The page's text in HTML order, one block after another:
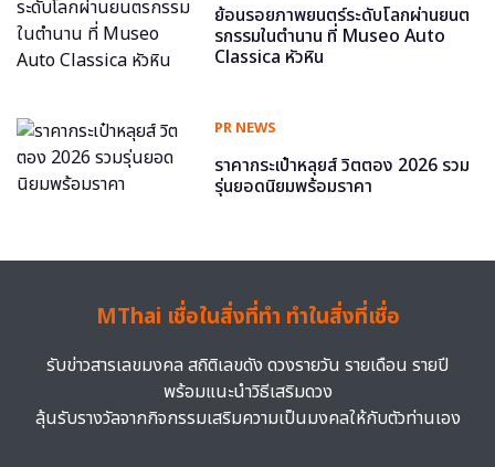
ย้อนรอยภาพยนตร์ระดับโลกผ่านยนต
รกรรมในตำนาน ที่ Museo Auto
Classica หัวหิน
PR NEWS
ราคากระเป๋าหลุยส์ วิตตอง 2026 รวม
รุ่นยอดนิยมพร้อมราคา
MThai เชื่อในสิ่งที่ทำ ทำในสิ่งที่เชื่อ
รับข่าวสารเลขมงคล สถิติเลขดัง ดวงรายวัน รายเดือน รายปี
พร้อมแนะนำวิธีเสริมดวง
ลุ้นรับรางวัลจากกิจกรรมเสริมความเป็นมงคลให้กับตัวท่านเอง